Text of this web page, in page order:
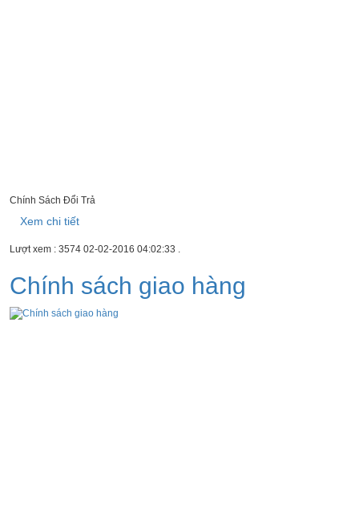
Chính Sách Đổi Trả
Xem chi tiết
Lượt xem : 3574 02-02-2016 04:02:33 .
Chính sách giao hàng